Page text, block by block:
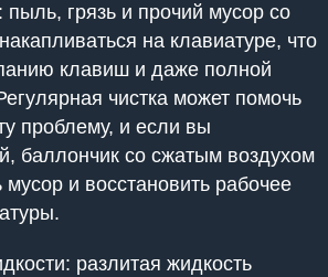
грязь и прочий мусор со
на клавиатуре, что
клавиш и даже полной
чистка может помочь
проблему, и если вы
баллончик со сжатым воздухом
и восстановить рабочее
разлитая жидкость